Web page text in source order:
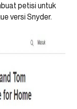
petisi untuk
versi Snyder.